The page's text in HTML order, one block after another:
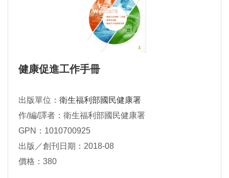
健康促進工作手冊
出版單位： 衛生福利部國民健康署
作/編/譯者：衛生福利部國民健康署
GPN：1010700925
出版／創刊日期：2018-08
價格：380